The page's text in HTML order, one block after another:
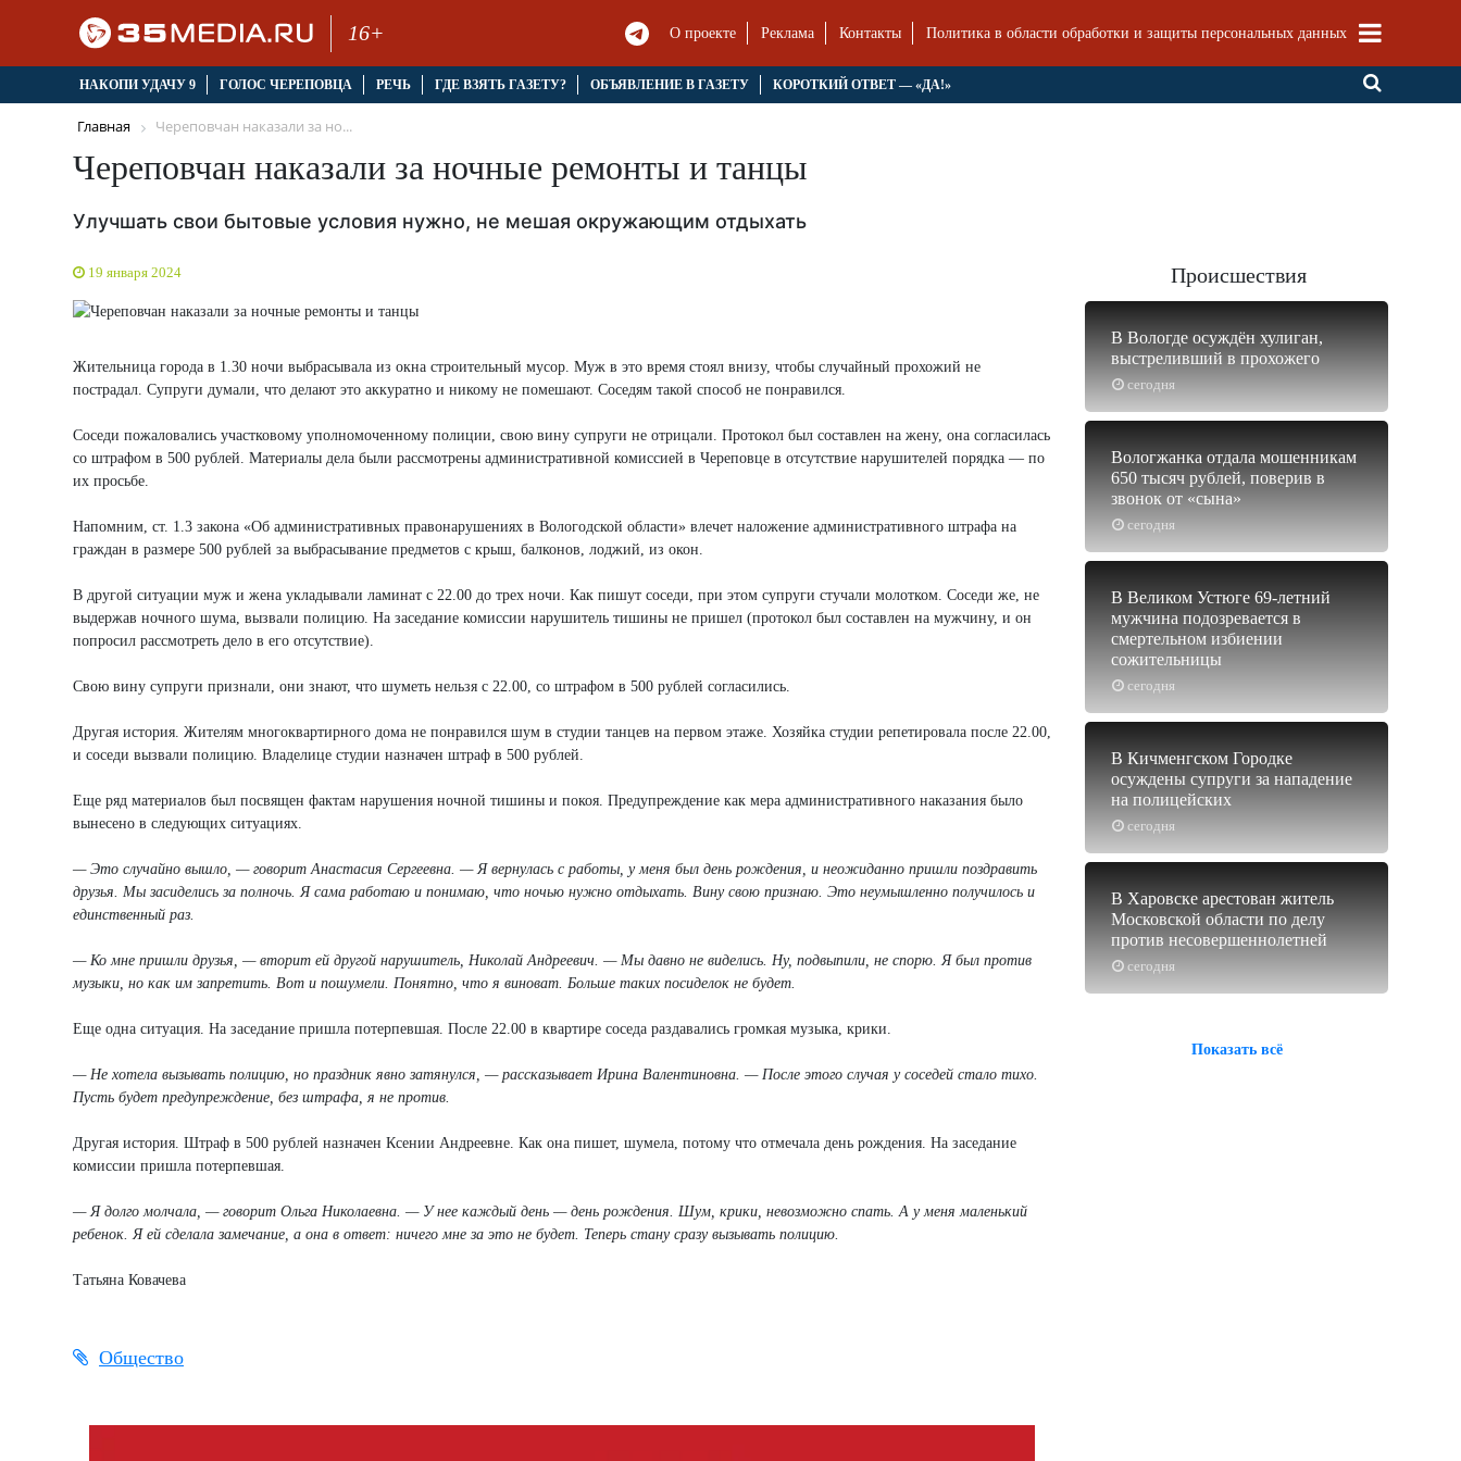
16+ О проекте Реклама Контакты Политика в области обработки и защиты персональных данных
НАКОПИ УДАЧУ 9 ГОЛОС ЧЕРЕПОВЦА РЕЧЬ ГДЕ ВЗЯТЬ ГАЗЕТУ? ОБЪЯВЛЕНИЕ В ГАЗЕТУ КОРОТКИЙ ОТВЕТ — «ДА!»
Главная Череповчан наказали за но...
Череповчан наказали за ночные ремонты и танцы
Улучшать свои бытовые условия нужно, не мешая окружающим отдыхать
19 января 2024
Жительница города в 1.30 ночи выбрасывала из окна строительный мусор. Муж в это время стоял внизу, чтобы случайный прохожий не
пострадал. Супруги думали, что делают это аккуратно и никому не помешают. Соседям такой способ не понравился.
Соседи пожаловались участковому уполномоченному полиции, свою вину супруги не отрицали. Протокол был составлен на жену, она согласилась
со штрафом в 500 рублей. Материалы дела были рассмотрены административной комиссией в Череповце в отсутствие нарушителей порядка — по
их просьбе.
Напомним, ст. 1.3 закона «Об административных правонарушениях в Вологодской области» влечет наложение административного штрафа на
граждан в размере 500 рублей за выбрасывание предметов с крыш, балконов, лоджий, из окон.
В другой ситуации муж и жена укладывали ламинат с 22.00 до трех ночи. Как пишут соседи, при этом супруги стучали молотком. Соседи же, не
выдержав ночного шума, вызвали полицию. На заседание комиссии нарушитель тишины не пришел (протокол был составлен на мужчину, и он
попросил рассмотреть дело в его отсутствие).
Свою вину супруги признали, они знают, что шуметь нельзя с 22.00, со штрафом в 500 рублей согласились.
Другая история. Жителям многоквартирного дома не понравился шум в студии танцев на первом этаже. Хозяйка студии репетировала после 22.00,
и соседи вызвали полицию. Владелице студии назначен штраф в 500 рублей.
Еще ряд материалов был посвящен фактам нарушения ночной тишины и покоя. Предупреждение как мера административного наказания было
вынесено в следующих ситуациях.
— Это случайно вышло, — говорит Анастасия Сергеевна. — Я вернулась с работы, у меня был день рождения, и неожиданно пришли поздравить
друзья. Мы засиделись за полночь. Я сама работаю и понимаю, что ночью нужно отдыхать. Вину свою признаю. Это неумышленно получилось и
единственный раз.
— Ко мне пришли друзья, — вторит ей другой нарушитель, Николай Андреевич. — Мы давно не виделись. Ну, подвыпили, не спорю. Я был против
музыки, но как им запретить. Вот и пошумели. Понятно, что я виноват. Больше таких посиделок не будет.
Еще одна ситуация. На заседание пришла потерпевшая. После 22.00 в квартире соседа раздавались громкая музыка, крики.
— Не хотела вызывать полицию, но праздник явно затянулся, — рассказывает Ирина Валентиновна. — После этого случая у соседей стало тихо.
Пусть будет предупреждение, без штрафа, я не против.
Другая история. Штраф в 500 рублей назначен Ксении Андреевне. Как она пишет, шумела, потому что отмечала день рождения. На заседание
комиссии пришла потерпевшая.
— Я долго молчала, — говорит Ольга Николаевна. — У нее каждый день — день рождения. Шум, крики, невозможно спать. А у меня маленький
ребенок. Я ей сделала замечание, а она в ответ: ничего мне за это не будет. Теперь стану сразу вызывать полицию.
Татьяна Ковачева
Общество
Происшествия
сегодня
В Вологде осуждён хулиган,
выстреливший в прохожего
сегодня
Вологжанка отдала мошенникам
650 тысяч рублей, поверив в
звонок от «сына»
сегодня
В Великом Устюге 69-летний
мужчина подозревается в
смертельном избиении
сожительницы
сегодня
В Кичменгском Городке
осуждены супруги за нападение
на полицейских
сегодня
В Харовске арестован житель
Московской области по делу
против несовершеннолетней
Показать всё